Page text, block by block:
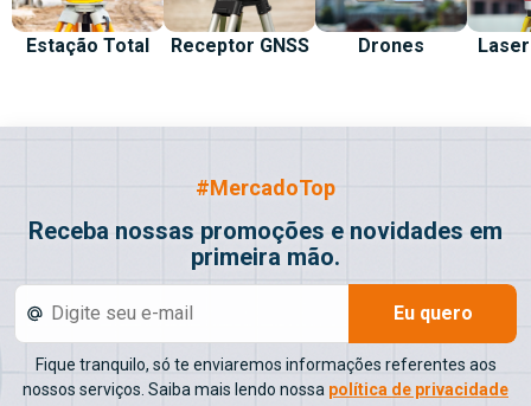
Estação Total Receptor GNSS Drones
#MercadoTop
Receba nossas promoções e novidades em
primeira mão.
Eu quero
Fique tranquilo, só te enviaremos informações referentes aos
nossos serviços. Saiba mais lendo nossa política de privacidade